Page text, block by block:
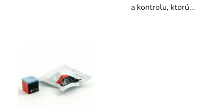
a kontrolu, ktorú...